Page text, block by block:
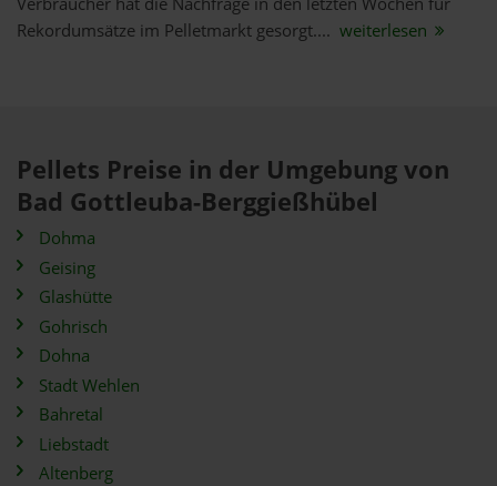
Rekordumsätze im Pelletmarkt gesorgt.... weiterlesen
Pellets Preise in der Umgebung von
Bad Gottleuba-Berggießhübel
Dohma
Geising
Glashütte
Gohrisch
Dohna
Stadt Wehlen
Bahretal
Liebstadt
Altenberg